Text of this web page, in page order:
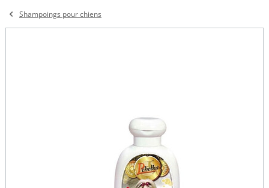
Shampoings pour chiens